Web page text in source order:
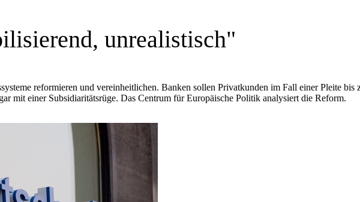
unrealistisch"
reformieren und vereinheitlichen. Banken sollen Privatkunden im Fall einer Pleite bis
mit einer Subsidiaritätsrüge. Das Centrum für Europäische Politik analysiert die Reform.